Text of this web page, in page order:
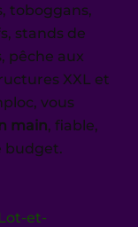
toboggans,
stands de
pêche aux
XXL et
vous
main, fiable,
budget.
et-